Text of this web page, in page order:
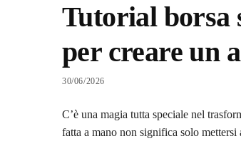
Tutorial borsa
per creare un
30/06/2026
C’è una magia tutta speciale nel
fatta a mano non significa solo